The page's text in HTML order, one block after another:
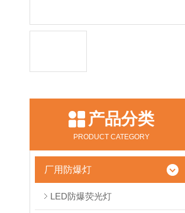
产品分类
PRODUCT CATEGORY
厂用防爆灯
LED防爆荧光灯